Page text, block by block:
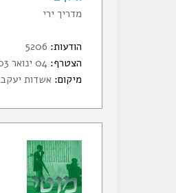
מדריך ירי
הודעות:
הצטרף:
מיקום: אשדות יעקב